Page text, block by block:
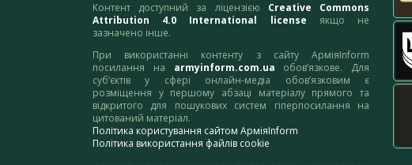
Контент доступний за ліцензією Creative Commons
Attribution 4.0 International license якщо не
зазначено інше.
При використанні контенту з сайту АрміяInform
посилання на armyinform.com.ua обов’язкове. Для
суб’єктів у сфері онлайн-медіа обов’язковим є
розміщення у першому абзаці матеріалу прямого та
відкритого для пошукових систем гіперпосилання на
цитований матеріал.
Політика користування сайтом АрміяInform
Політика використання файлів cookie